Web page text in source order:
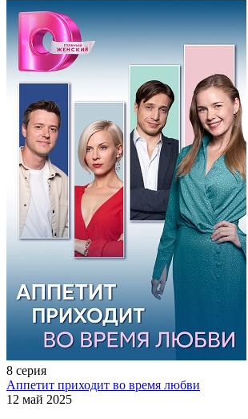
8 серия
Аппетит приходит во время любви
12 май 2025